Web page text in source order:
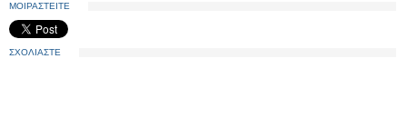
ΜΟΙΡΑΣΤΕΙΤΕ
ΣΧΟΛΙΑΣΤΕ